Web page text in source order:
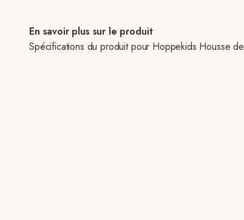
En savoir plus sur le produit
Spécifications du produit pour Hoppekids Housse